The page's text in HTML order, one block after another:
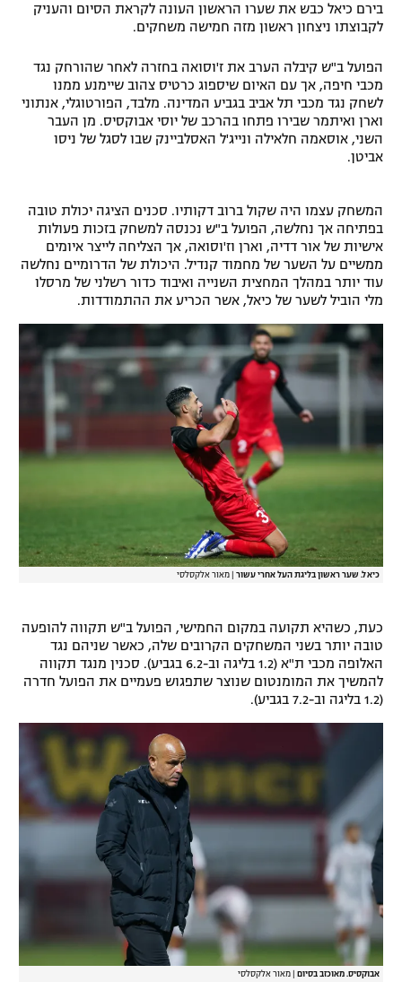
תקנון עבור פעילות ספורט 1 – "מרלן"
גיימינג E-Sports
תנאי שימוש
מדיניות פרטיות
רשיון להקרנה פומבית לבית עסק
הצטרפות לחבילת הערוצים
תגיות
בייסבול MLB
אומנויות לחימה
גיימינג E-Sports
בירם כיאל כבש את שערו הראשון העונה לקראת הסיום והעניק
לקבוצתו ניצחון ראשון מזה חמישה משחקים.
הפועל ב"ש קיבלה הערב את ז'וסואה בחזרה לאחר שהורחק נגד
מכבי חיפה, אך עם האיום שיספוג כרטיס צהוב שיימנע ממנו
לשחק נגד מכבי תל אביב בגביע המדינה. מלבד, הפורטוגלי, אנתוני
וארן ואיתמר שבירו פתחו בהרכב של יוסי אבוקסיס. מן העבר
השני, אוסאמה חלאילה ונייג'ל האסלביינק שבו לסגל של ניסו
אביטן.
המשחק עצמו היה שקול ברוב דקותיו. סכנים הציגה יכולת טובה
בפתיחה אך נחלשה, הפועל ב"ש נכנסה למשחק בזכות פעולות
אישיות של אור דדיה, וארן וז'וסואה, אך הצליחה לייצר איומים
ממשיים על השער של מחמוד קנדיל. היכולת של הדרומיים נחלשה
עוד יותר במהלך המחצית השנייה ואיבוד כדור רשלני של מרסלו
מלי הוביל לשער של כיאל, אשר הכריע את ההתמודדות.
כיאל. שער ראשון בליגת העל אחרי עשור מאור אלקסלסי
כעת, כשהיא תקועה במקום החמישי, הפועל ב"ש תקווה להופעה
טובה יותר בשני המשחקים הקרובים שלה, כאשר שניהם נגד
האלופה מכבי ת"א (1.2 בליגה וב-6.2 בגביע). סכנין מנגד תקווה
להמשיך את המומנטום שנוצר שתפגוש פעמיים את הפועל חדרה
(1.2 בליגה וב-7.2 בגביע).
אבוקסיס. מאוכזב בסיום מאור אלקסלסי